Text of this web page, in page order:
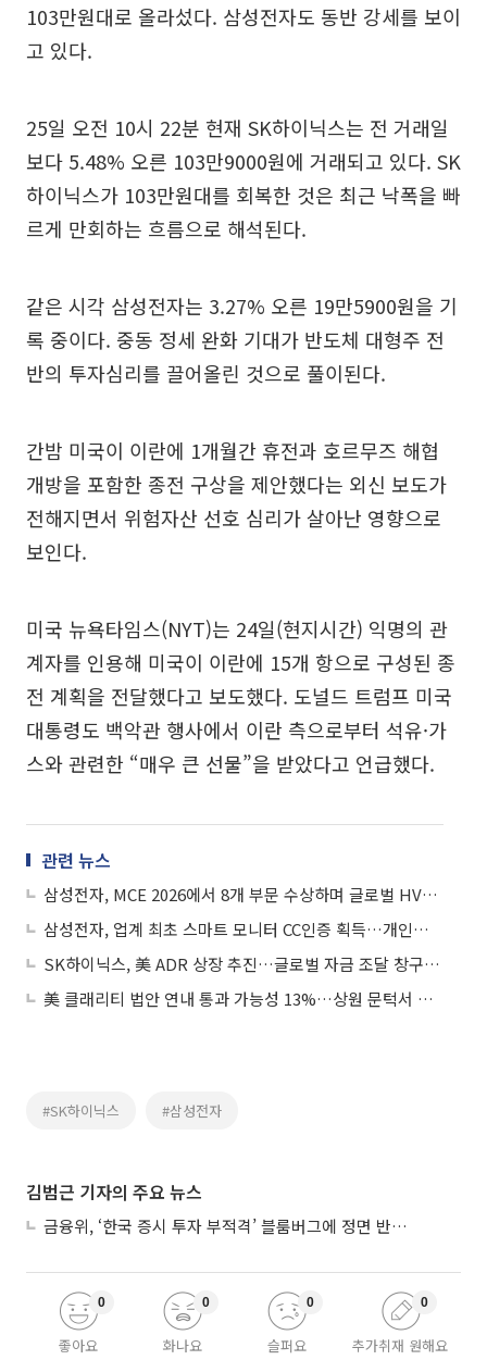
103만원대로 올라섰다. 삼성전자도 동반 강세를 보이
고 있다.
25일 오전 10시 22분 현재 SK하이닉스는 전 거래일
보다 5.48% 오른 103만9000원에 거래되고 있다. SK
하이닉스가 103만원대를 회복한 것은 최근 낙폭을 빠
르게 만회하는 흐름으로 해석된다.
같은 시각 삼성전자는 3.27% 오른 19만5900원을 기
록 중이다. 중동 정세 완화 기대가 반도체 대형주 전
반의 투자심리를 끌어올린 것으로 풀이된다.
간밤 미국이 이란에 1개월간 휴전과 호르무즈 해협
개방을 포함한 종전 구상을 제안했다는 외신 보도가
전해지면서 위험자산 선호 심리가 살아난 영향으로
보인다.
미국 뉴욕타임스(NYT)는 24일(현지시간) 익명의 관
계자를 인용해 미국이 이란에 15개 항으로 구성된 종
전 계획을 전달했다고 보도했다. 도널드 트럼프 미국
대통령도 백악관 행사에서 이란 측으로부터 석유·가
스와 관련한 “매우 큰 선물”을 받았다고 언급했다.
관련 뉴스
삼성전자, MCE 2026에서 8개 부문 수상하며 글로벌 HVAC 기술력 입증
삼성전자, 업계 최초 스마트 모니터 CC인증 획득…개인정보보호 솔루션 강화
SK하이닉스, 美 ADR 상장 추진…글로벌 자금 조달 창구 확대
美 클래리티 법안 연내 통과 가능성 13%…상원 문턱서 제동
#SK하이닉스 #삼성전자
김범근 기자의 주요 뉴스
금융위, ‘한국 증시 투자 부적격’ 블룸버그에 정면 반박…“근거 불분명”
좋아요
0
화나요
0
슬퍼요
0
추가취재 원해요
0